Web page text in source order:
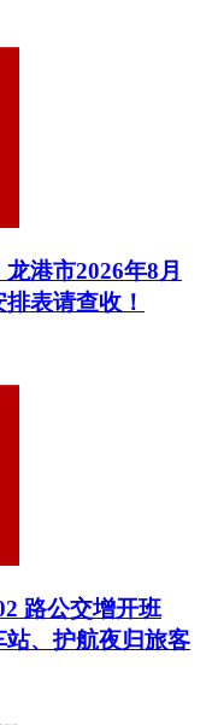
港市2026年8月
表请查收！
路公交增开班
、护航夜归旅客